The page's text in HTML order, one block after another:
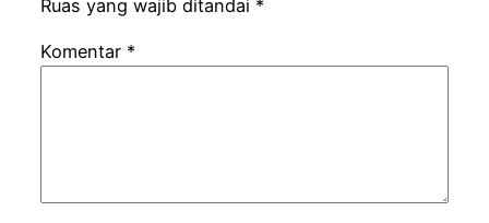
Ruas yang wajib ditandai *
Komentar *